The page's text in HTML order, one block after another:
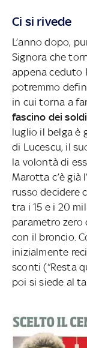
Ci si rivede
L’anno dopo,
Signora che
appena ceduto
potremmo
in cui torna a
fascino dei soldi
luglio il belga è
di Lucescu, il
la volontà di
Marotta c’è già
russo decidere
tra i 15 e i 20
parametro
con il broncio.
inizialmente
sconti (“Resta
poi si siede al